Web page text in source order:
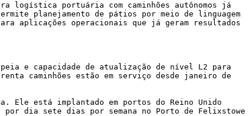
logística portuária com caminhões autônomos já
planejamento de pátios por meio de linguagem
aplicações operacionais que já geram resultados
e capacidade de atualização de nível L2 para
caminhões estão em serviço desde janeiro de
Ele está implantado em portos do Reino Unido
por dia sete dias por semana no Porto de Felixstowe